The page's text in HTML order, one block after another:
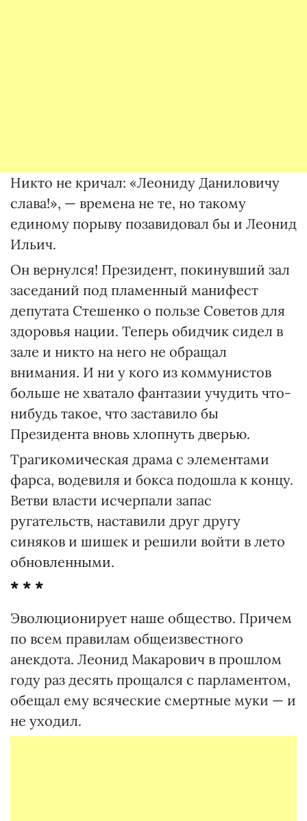
Никто не кричал: «Леониду Даниловичу
слава!», — времена не те, но такому
единому порыву позавидовал бы и Леонид
Ильич.
Он вернулся! Президент, покинувший зал
заседаний под пламенный манифест
депутата Стешенко о пользе Советов для
здоровья нации. Теперь обидчик сидел в
зале и никто на него не обращал
внимания. И ни у кого из коммунистов
больше не хватало фантазии учудить что-
нибудь такое, что заставило бы
Президента вновь хлопнуть дверью.
Трагикомическая драма с элементами
фарса, водевиля и бокса подошла к концу.
Ветви власти исчерпали запас
ругательств, наставили друг другу
синяков и шишек и решили войти в лето
обновленными.
* * *
Эволюционирует наше общество. Причем
по всем правилам общеизвестного
анекдота. Леонид Макарович в прошлом
году раз десять прощался с парламентом,
обещал ему всяческие смертные муки — и
не уходил.